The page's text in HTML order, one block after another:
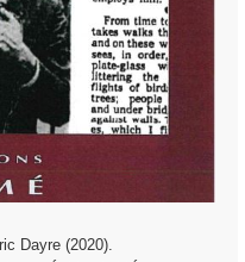
Dayre (2020).